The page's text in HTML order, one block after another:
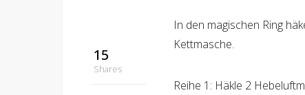
In den magischen Ring
Kettmasche.
Reihe 1: Häkle 2